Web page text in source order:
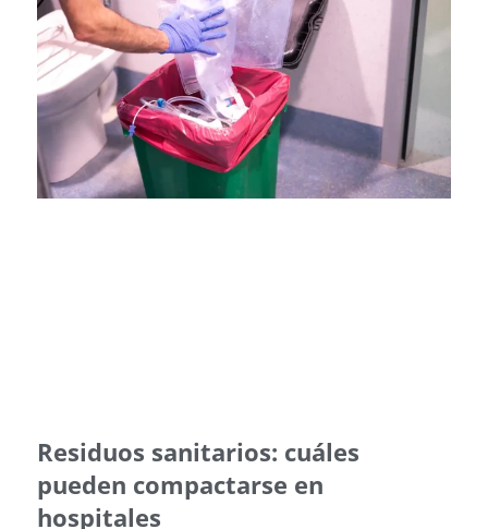
Residuos sanitarios: cuáles
pueden compactarse en
hospitales